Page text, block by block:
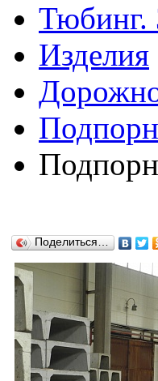
Тюбинг.
Изделия
Поделиться…